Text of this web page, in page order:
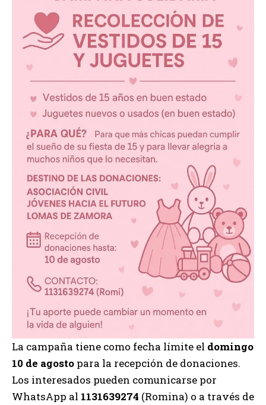
La campaña tiene como fecha límite el domingo
10 de agosto para la recepción de donaciones.
Los interesados pueden comunicarse por
WhatsApp al 1131639274 (Romina) o a través de